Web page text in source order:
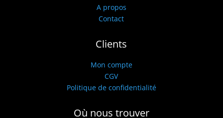
A propos
Contact
Clients
Mon compte
CGV
Politique de confidentialité
Où nous trouver